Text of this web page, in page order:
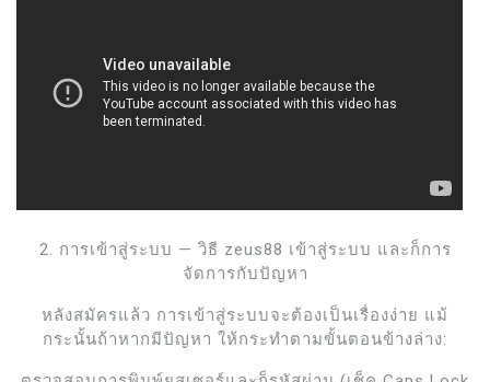
2. การเข้าสู่ระบบ — วิธี zeus88 เข้าสู่ระบบ และก็การ
จัดการกับปัญหา
หลังสมัครแล้ว การเข้าสู่ระบบจะต้องเป็นเรื่องง่าย แม้
กระนั้นถ้าหากมีปัญหา ให้กระทำตามขั้นตอนข้างล่าง: